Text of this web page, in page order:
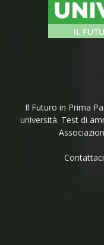
Il Futuro in Prima
università. Test di